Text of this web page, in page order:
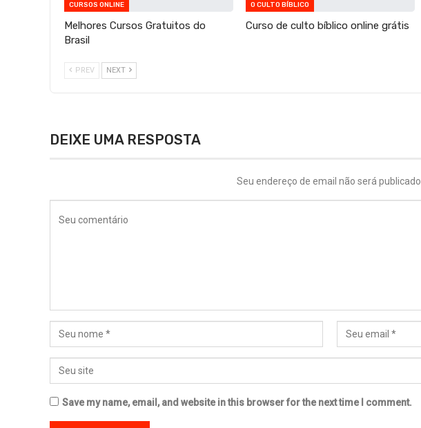
CURSOS ONLINE
Melhores Cursos Gratuitos do
Brasil
O CULTO BÍBLICO
Curso de culto bíblico online grátis
PREV NEXT
DEIXE UMA RESPOSTA
Seu endereço de email não será publicado.
Save my name, email, and website in this browser for the next time I comment.